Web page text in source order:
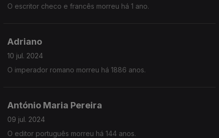
O escritor checo e francês morreu há 1 ano.
Adriano
10 jul. 2024
O imperador romano morreu há 1886 anos.
António Maria Pereira
09 jul. 2024
O editor português morreu há 144 anos.